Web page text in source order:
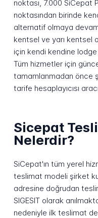
noktası, 7.000 SiCepat
noktasından birinde
alternatif olmaya
kentsel ve yarı kentsel
için kendi kendine lodge
Tüm hizmetler için
tamamlanmadan önce
tarife hesaplayıcısı
Sicepat
Nelerdir?
SiCepat'ın tüm yerel
teslimat modeli şirket
adresine doğrudan
SIGESIT olarak
nedeniyle ilk teslimat